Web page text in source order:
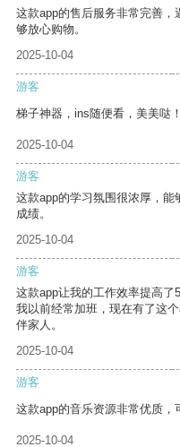
这款app的售后服务非常完善
够放心购物。
2025-10-04
游客
梯子神器，ins随便看，美美哒！
2025-10-04
游客
这款app的学习氛围很浓厚，
成绩。
2025-10-04
游客
这款app让我的工作效率提高了
我以前经常加班，现在有了这
伴家人。
2025-10-04
游客
这款app的音乐资源非常优质，
2025-10-04